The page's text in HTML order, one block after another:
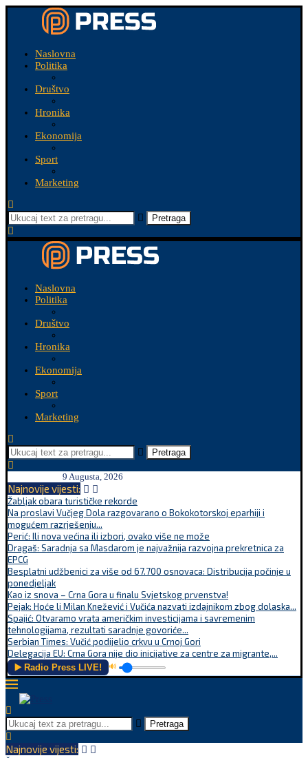
Naslovna
Politika
Društvo
Hronika
Ekonomija
Sport
Marketing
Pretraga
Naslovna
Politika
Društvo
Hronika
Ekonomija
Sport
Marketing
Pretraga
9 Augusta, 2026
Najnovije vijesti:
Žabljak obara turističke rekorde
Na proslavi Vučjeg Dola razgovarano o Bokokotorskoj eparhiji i
mogućem razrješenju...
Perić: Ili nova većina ili izbori, ovako više ne može
Dragaš: Saradnja sa Masdarom je najvažnija razvojna prekretnica za
EPCG
Besplatni udžbenici za više od 67.700 osnovaca: Distribucija počinje u
ponedjeljak
Kao iz snova – Crna Gora u finalu Svjetskog prvenstva!
Pejak: Hoće li Milan Knežević i Vučića nazvati izdajnikom zbog dolaska...
Spajić: Otvaramo vrata američkim investicijama i savremenim
tehnologijama, rezultati saradnje govoriće...
Serbian Times: Vučić podijelio crkvu u Crnoj Gori
Delegacija EU: Crna Gora nije dio inicijative za centre za migrante,...
▶️ Radio Press LIVE! 🔊
Pretraga
Najnovije vijesti: